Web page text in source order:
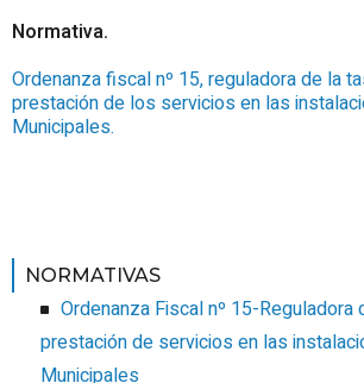
Normativa.
Ordenanza fiscal nº 15, reguladora de la
prestación de los servicios en las
Municipales.
NORMATIVAS
Ordenanza Fiscal nº 15-Reguladora
prestación de servicios en las
Municipales